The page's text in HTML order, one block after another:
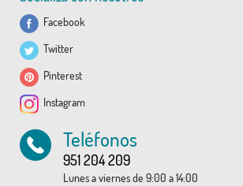
Facebook
Twitter
Pinterest
Instagram
Teléfonos
951 204 209
Lunes a viernes de 9:00 a 14:00